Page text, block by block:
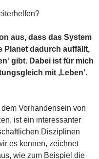
aus, dass das System
Planet dadurch auffällt,
gibt. Dabei ist für mich
mit ‚Leben‘.
dem Vorhandensein von
ist ein interessanter
Disziplinen
es kennen, zeichnet
wie zum Beispiel die